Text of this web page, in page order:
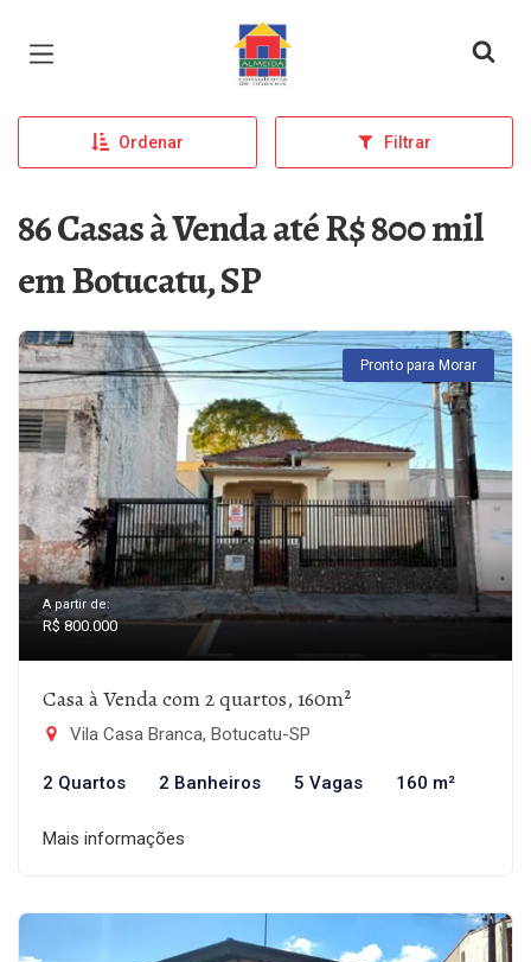
Página inicial
Ordenar Filtrar
86 Casas à Venda até R$ 800 mil
em Botucatu, SP
Pronto para Morar
A partir de:
R$ 800.000
Casa à Venda com 2 quartos, 160m²
Vila Casa Branca, Botucatu-SP
2 Quartos 2 Banheiros 5 Vagas 160 m²
Mais informações